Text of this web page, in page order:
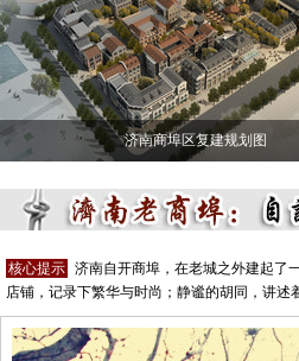
济南商埠区复建规划图
核心提示 济南自开商埠，在老城之外建起了
店铺，记录下繁华与时尚；静谧的胡同，讲